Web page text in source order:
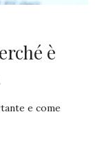
è
e come